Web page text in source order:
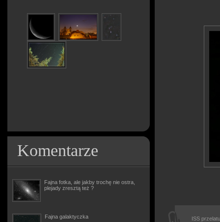
Komentarze
Fajna fotka, ale jakby trochę nie ostra,
plejady zresztą też ?
Fajna galaktyczka ISS